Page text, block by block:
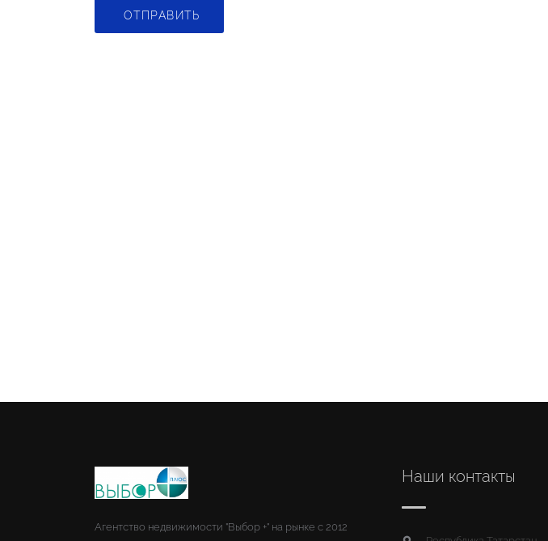
ОТПРАВИТЬ
Агентство недвижимости "Выбор +" на рынке с 2012
Наши контакты